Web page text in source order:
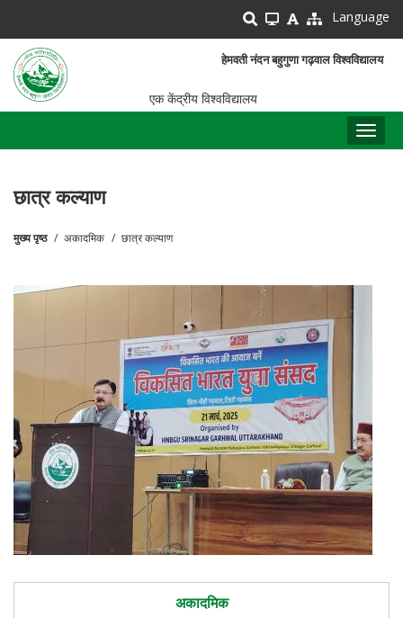
main
content
Language
हेमवती नंदन बहुगुणा गढ़वाल विश्वविद्यालय
एक केंद्रीय विश्वविद्यालय
छात्र कल्याण
मुख्य पृष्ठ अकादमिक छात्र कल्याण
अकादमिक